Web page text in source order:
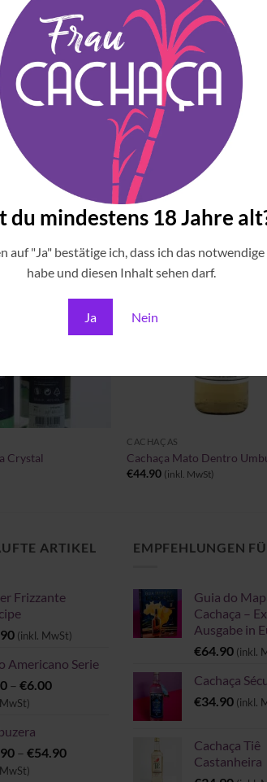
du mindestens 18 Jahre
auf "Ja" bestätige ich, dass ich das
habe und diesen Inhalt sehen darf.
Ja Nein
Awards 2025 sowie als Top-5-Cachaça im
brasilianischen Cachaça-Szene.
hinzufügen
Crystal
TOP PRODUKT!
CACHAÇAS
Cachaça Mato Dentro
€44.90 (inkl. MwSt)
ARTIKEL
Frizzante
(inkl. MwSt)
Americano Serie
– €6.00Preisspanne:
– €54.90Preisspanne:
EMPFEHLUNGEN
Guia do
Cachaça –
Ausgabe in
€64.90 (inkl.
Cachaça
€34.90 (inkl.
Cachaça Tiê
Castanheira